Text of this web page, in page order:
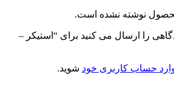
نوشته نشده است.
را ارسال می کنید برای “استیکر –
حساب کاربری خود شوید.